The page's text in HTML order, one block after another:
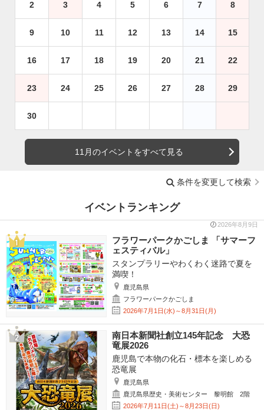
2 3 4 5 6 7 8
9 10 11 12 13 14 15
16 17 18 19 20 21 22
23 24 25 26 27 28 29
30
11月のイベントをすべて見る
条件を変更して検索
イベントランキング
2026年8月9日
フラワーパークかごしま 「サマーフ
ェスティバル」
スタンプラリーやわくわく迷路で夏を
満喫！
鹿児島県
フラワーパークかごしま
2026年7月1日(水)～8月31日(月)
南日本新聞社創立145年記念 大恐
竜展2026
鹿児島で本物の化石・標本を楽しめる
恐竜展
鹿児島県
鹿児島県歴史・美術センター 黎明館 2階
2026年7月11日(土)～8月23日(日)